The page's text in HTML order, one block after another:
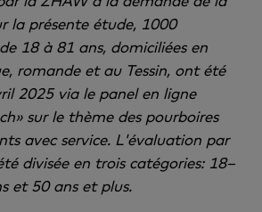
la présente étude, 1000
18 à 81 ans, domiciliées en
romande et au Tessin, ont été
2025 via le panel en ligne
sur le thème des pourboires
avec service. L'évaluation par
divisée en trois catégories: 18–
et 50 ans et plus.